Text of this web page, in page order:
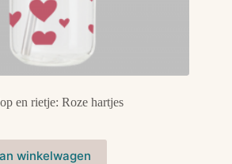
en rietje: Roze hartjes
winkelwagen